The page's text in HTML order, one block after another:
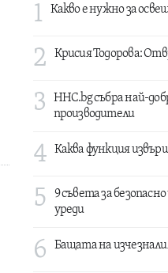
1 Какво е нужно за
2 Крисия Тодорова:
3
HHC.bg събра най-
производители
4 Каква функция
5
9 съвета за
уреди
6 Бащата на